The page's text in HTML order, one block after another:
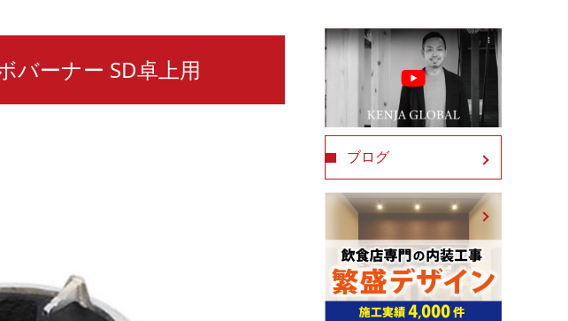
バーナー SD卓上用
ブログ